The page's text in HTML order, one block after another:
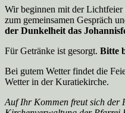
Wir beginnen mit der
zum gemeinsamen Gespräch
der Dunkelheit das
Für Getränke ist gesorgt. Bitte
Bei gutem Wetter findet die
Wetter in der Kuratiekirche.
Auf Ihr Kommen freut sich der